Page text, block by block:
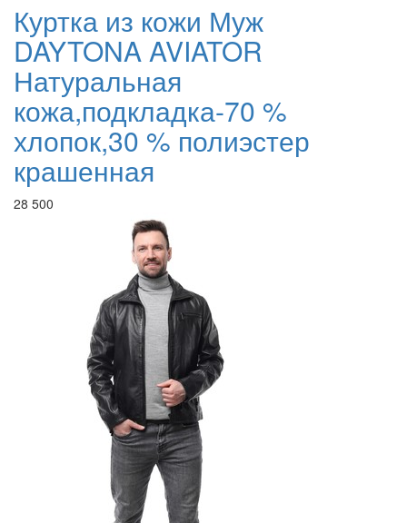
Куртка из кожи Муж
DAYTONA AVIATOR
Натуральная
кожа,подкладка-70 %
хлопок,30 % полиэстер
крашенная
28 500